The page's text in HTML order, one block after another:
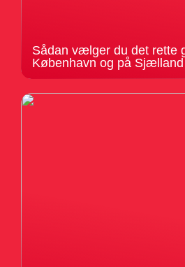
Sådan vælger du det rette
København og på Sjælland